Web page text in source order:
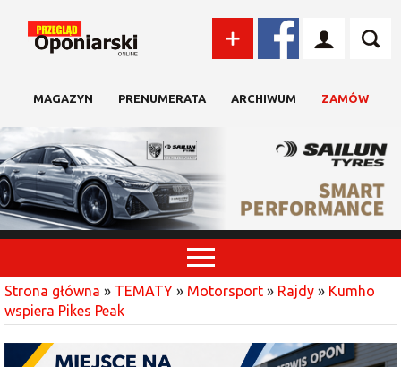
MAGAZYN PRENUMERATA ARCHIWUM ZAMÓW
Strona główna » TEMATY » Motorsport » Rajdy » Kumho
wspiera Pikes Peak